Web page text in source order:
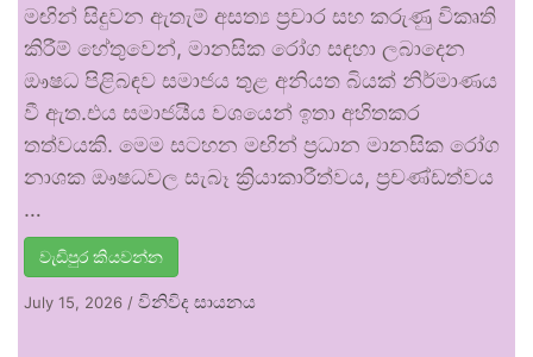
මඟින් සිදුවන ඇතැම් අසත්‍ය ප්‍රචාර සහ කරුණු විකෘති
කිරීම් හේතුවෙන්, මානසික රෝග සඳහා ලබාදෙන
ඖෂධ පිළිබඳව සමාජය තුළ අනියත බියක් නිර්මාණය
වී ඇත.එය සමාජයීය වශයෙන් ඉතා අහිතකර
තත්වයකි. මෙම සටහන මඟින් ප්‍රධාන මානසික රෝග
නාශක ඖෂධවල සැබෑ ක්‍රියාකාරීත්වය, ප්‍රචණ්ඩත්වය
…
වැඩිපුර කියවන්න
July 15, 2026 / විනිවිද සායනය